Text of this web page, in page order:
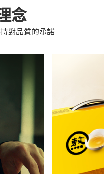
念
對品質的承諾